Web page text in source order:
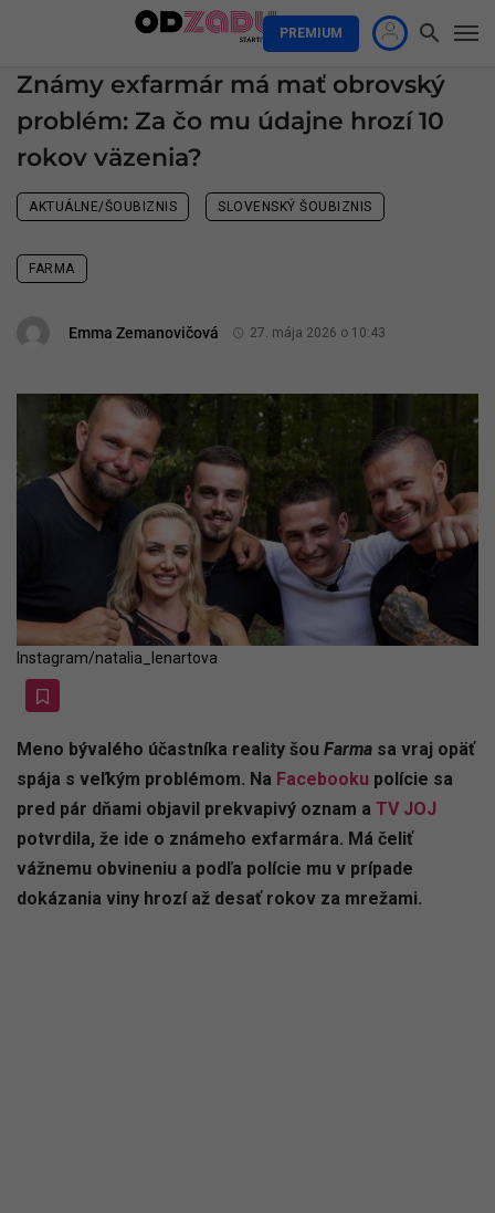
PREMIUM
Známy exfarmár má mať obrovský
problém: Za čo mu údajne hrozí 10
rokov väzenia?
AKTUÁLNE/ŠOUBIZNIS SLOVENSKÝ ŠOUBIZNIS
FARMA
Emma Zemanovičová 27. mája 2026 o 10:43
Instagram/natalia_lenartova
Meno bývalého účastníka reality šou Farma sa vraj opäť
spája s veľkým problémom. Na Facebooku polície sa
pred pár dňami objavil prekvapivý oznam a TV JOJ
potvrdila, že ide o známeho exfarmára. Má čeliť
vážnemu obvineniu a podľa polície mu v prípade
dokázania viny hrozí až desať rokov za mrežami.